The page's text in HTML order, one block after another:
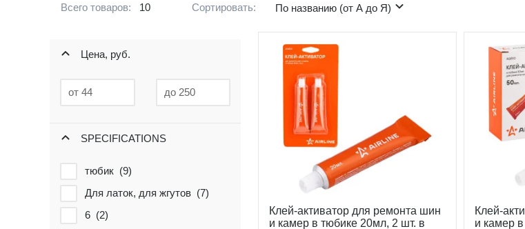
Всего товаров: 10 Сортировать: По названию (от А до Я)
Цена, руб.
SPECIFICATIONS
тюбик (9)
Для латок, для жгутов (7)
6 (2)
Клей-активатор для ремонта шин
и камер в тюбике 20мл, 2 шт. в
Клей-
и камер